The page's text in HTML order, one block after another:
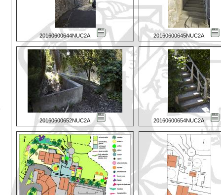
20160600644NUC2A 20160600645NUC2A
20160600652NUC2A 20160600654NUC2A